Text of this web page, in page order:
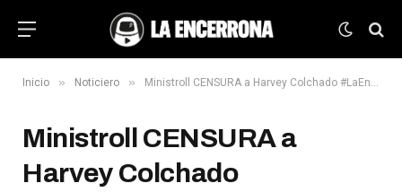
Inicio » Noticiero » Ministroll CENSURA a Harvey Colchado #LaEncerrona
Ministroll CENSURA a
Harvey Colchado